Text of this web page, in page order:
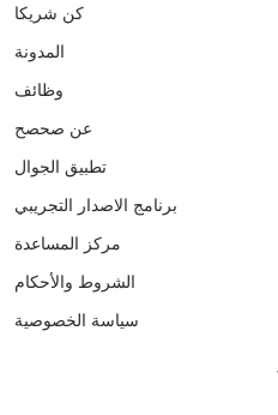
كن شريكا
المدونة
وظائف
عن صحصح
تطبيق الجوال
برنامج الاصدار التجريبي
مركز المساعدة
الشروط والأحكام
سياسة الخصوصية